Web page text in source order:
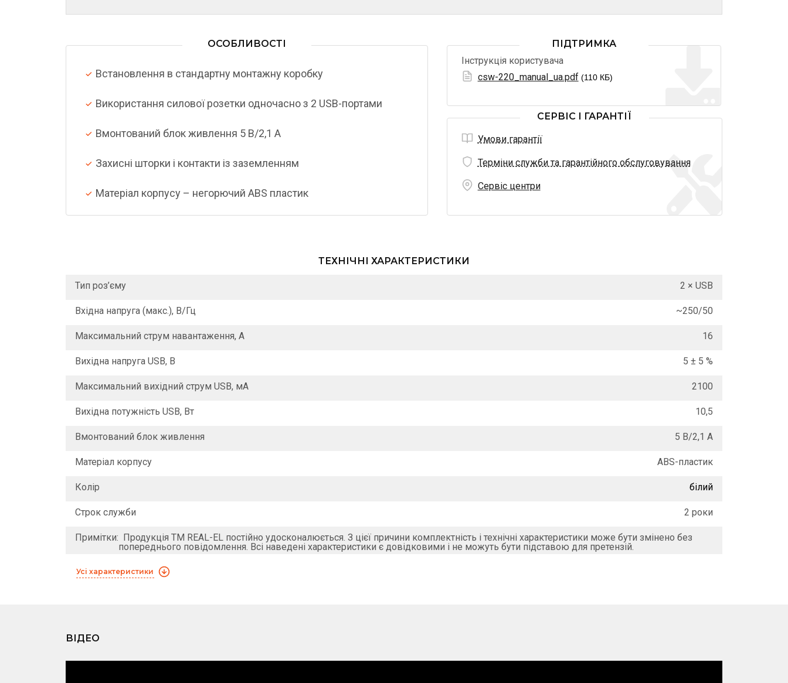
ОСОБЛИВОСТІ
Встановлення в стандартну монтажну коробку
Використання силової розетки одночасно з 2 USB-портами
Вмонтований блок живлення 5 В/2,1 A
Захисні шторки і контакти із заземленням
Матеріал корпусу – негорючий ABS пластик
ПІДТРИМКА
Інструкція користувача
csw-220_manual_ua.pdf (110 КБ)
СЕРВІС І ГАРАНТІЇ
Умови гарантії
Терміни служби та гарантійного обслуговування
Сервіс центри
ТЕХНІЧНІ ХАРАКТЕРИСТИКИ
Тип роз’єму 2 × USB
Вхідна напруга (макс.), В/Гц ~250/50
Максимальний струм навантаження, A 16
Вихідна напруга USB, В 5 ± 5 %
Максимальний вихідний струм USB, мА 2100
Вихідна потужність USB, Вт 10,5
Вмонтований блок живлення 5 В/2,1 A
Матеріал корпусу ABS-пластик
Колір білий
Строк служби 2 роки
Примітки: Продукція ТМ REAL-EL постійно удосконалюється. З цієї причини комплектність і технічні характеристики може бути змінено без
попереднього повідомлення. Всі наведені характеристики є довідковими і не можуть бути підставою для претензій.
Усі характеристики
ВІДЕО